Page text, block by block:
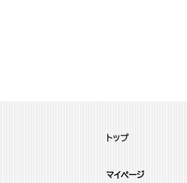
トップ
マイページ